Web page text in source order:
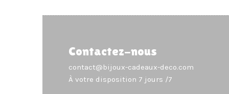
Contactez-nous
contact@bijoux-cadeaux-deco.com
À votre disposition 7 jours /7